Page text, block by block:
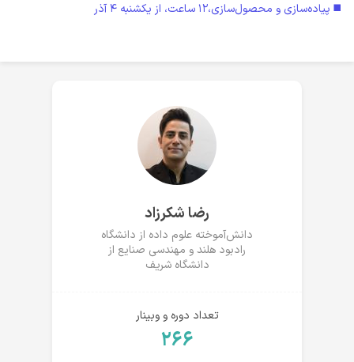
◼️ پیاده‌سازی و محصول‌سازی،۱۲ ساعت، از یکشنبه ۴ آذر
رضا شکرزاد
دانش‌آموخته علوم داده از دانشگاه
رادبود هلند و مهندسی صنایع از
دانشگاه شریف
تعداد دوره و وبینار
۲۶۶